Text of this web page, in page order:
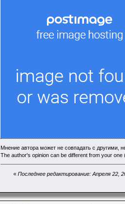
Мнение автора может не совпадать с другими,
The author's opinion can be different from your
« Последнее редактирование: Апреля 22,